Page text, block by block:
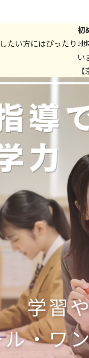
たい方にはぴったり
初
地
い
【